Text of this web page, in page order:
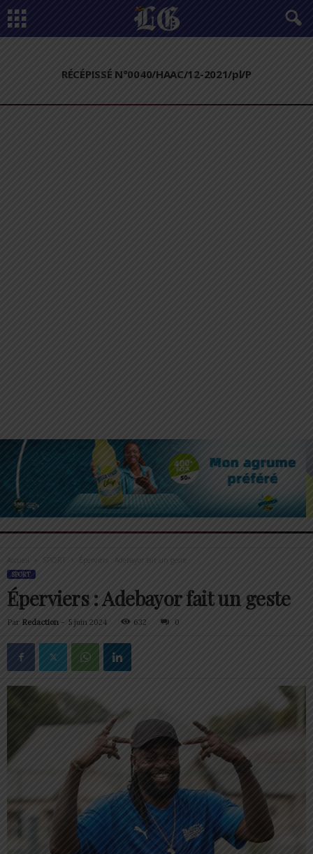
RÉCÉPISSÉ N°0040/HAAC/12-2021/pl/P
Accueil Éperviers : Adebayor fait un geste
SPORT
Éperviers : Adebayor fait un geste
Par Redaction - 5 juin 2024 632 0